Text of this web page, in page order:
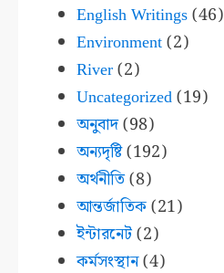
English Writings(46)
Environment(2)
River(2)
Uncategorized(19)
অনুবাদ(98)
অন্যদৃষ্টি(192)
অর্থনীতি(8)
আন্তর্জাতিক(21)
ইন্টারনেট(2)
কর্মসংস্থান(4)